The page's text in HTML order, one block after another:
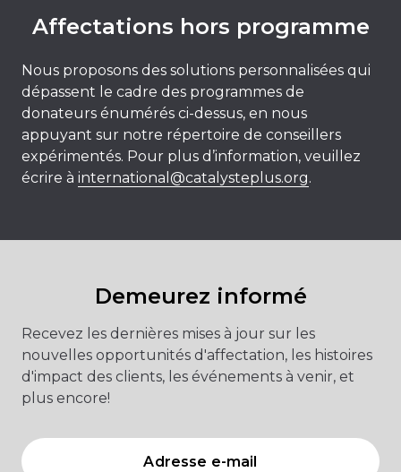
Affectations hors programme
Nous proposons des solutions personnalisées qui
dépassent le cadre des programmes de
donateurs énumérés ci-dessus, en nous
appuyant sur notre répertoire de conseillers
expérimentés. Pour plus d’information, veuillez
écrire à international@catalysteplus.org.
Demeurez informé
Recevez les dernières mises à jour sur les
nouvelles opportunités d'affectation, les histoires
d'impact des clients, les événements à venir, et
plus encore!